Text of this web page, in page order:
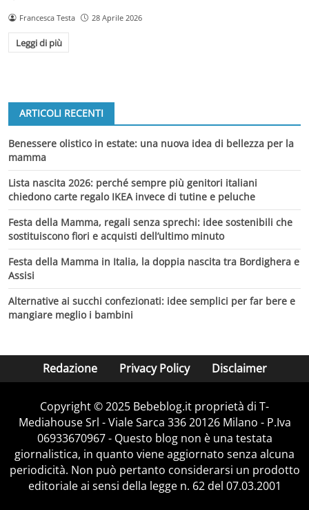
Francesca Testa 28 Aprile 2026
Leggi di più
ARTICOLI RECENTI
Benessere olistico in estate: una nuova idea di bellezza per la
mamma
Lista nascita 2026: perché sempre più genitori italiani
chiedono carte regalo IKEA invece di tutine e peluche
Festa della Mamma, regali senza sprechi: idee sostenibili che
sostituiscono fiori e acquisti dell’ultimo minuto
Festa della Mamma in Italia, la doppia nascita tra Bordighera e
Assisi
Alternative ai succhi confezionati: idee semplici per far bere e
mangiare meglio i bambini
Redazione Privacy Policy Disclaimer
Copyright © 2025 Bebeblog.it proprietà di T-
Mediahouse Srl - Viale Sarca 336 20126 Milano - P.Iva
06933670967 - Questo blog non è una testata
giornalistica, in quanto viene aggiornato senza alcuna
periodicità. Non può pertanto considerarsi un prodotto
editoriale ai sensi della legge n. 62 del 07.03.2001